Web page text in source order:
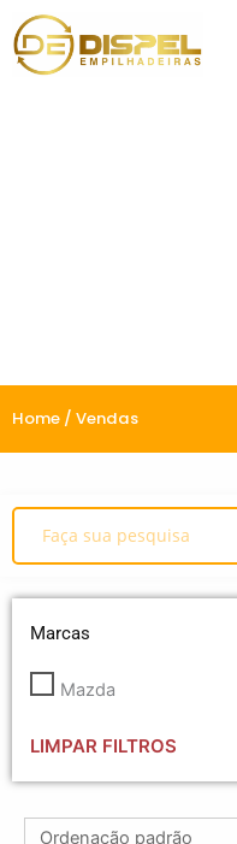
Home / Vendas
Marcas
Mazda
LIMPAR FILTROS